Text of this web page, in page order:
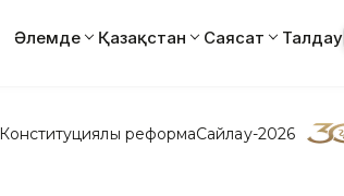
Әлемде Қазақстан Саясат Талдау
Конституциялық реформаСайлау-2026